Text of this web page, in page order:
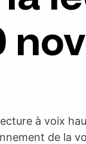
à voix
de la